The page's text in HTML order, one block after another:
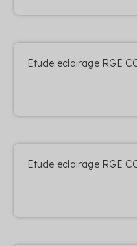
Etude eclairage RGE
Etude eclairage RGE